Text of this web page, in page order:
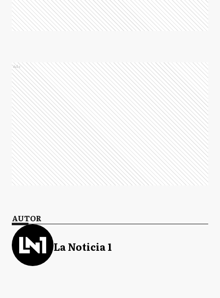
Ads
AUTOR
La Noticia 1